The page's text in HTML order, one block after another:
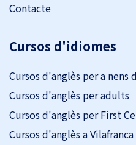
Contacte
Cursos d'idiomes
Cursos d'anglès per a nens
Cursos d'anglès per adults
Cursos d'anglès per First
Cursos d'anglès a Vilafranca